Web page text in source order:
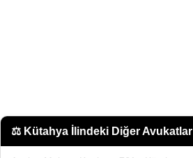
⚖️ Kütahya İlindeki Diğer Avukatlar